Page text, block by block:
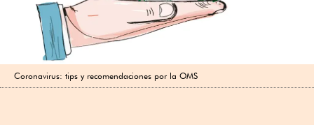
Coronavirus: tips y recomendaciones por la OMS